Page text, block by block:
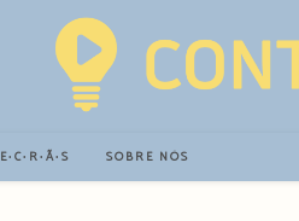
E∙C∙R∙Ã∙S SOBRE NÓS